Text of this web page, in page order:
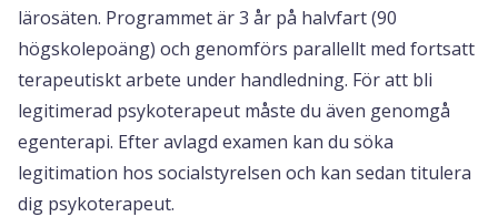
lärosäten. Programmet är 3 år på halvfart (90
högskolepoäng) och genomförs parallellt med fortsatt
terapeutiskt arbete under handledning. För att bli
legitimerad psykoterapeut måste du även genomgå
egenterapi. Efter avlagd examen kan du söka
legitimation hos socialstyrelsen och kan sedan titulera
dig psykoterapeut.